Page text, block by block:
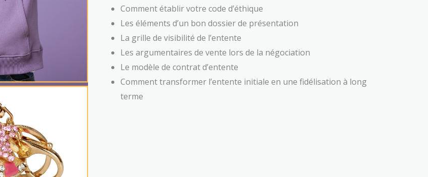
Comment établir votre code d’éthique
Les éléments d’un bon dossier de présentation
La grille de visibilité de l’entente
Les argumentaires de vente lors de la négociation
Le modèle de contrat d’entente
Comment transformer l’entente initiale en une fidélisation à long
terme